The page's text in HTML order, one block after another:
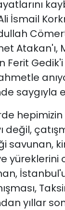
İsmail
Atakan'ı,
Ferit
saygıyla
değil,
savunan,
yüreklerini
yıllar